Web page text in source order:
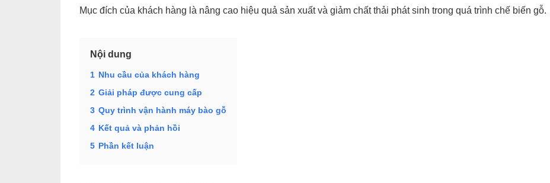
Mục đích của khách hàng là nâng cao hiệu quả sản xuất và giảm chất thải phát sinh trong quá trình chế biến gỗ.
Nội dung
1 Nhu cầu của khách hàng
2 Giải pháp được cung cấp
3 Quy trình vận hành máy bào gỗ
4 Kết quả và phản hồi
5 Phần kết luận